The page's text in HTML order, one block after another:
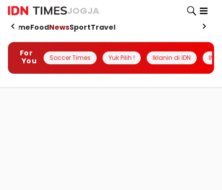
JOGJA
HomeFoodNewsSportTravel
For
You
Soccer Times Yuk Pilih ! Iklanin di IDN